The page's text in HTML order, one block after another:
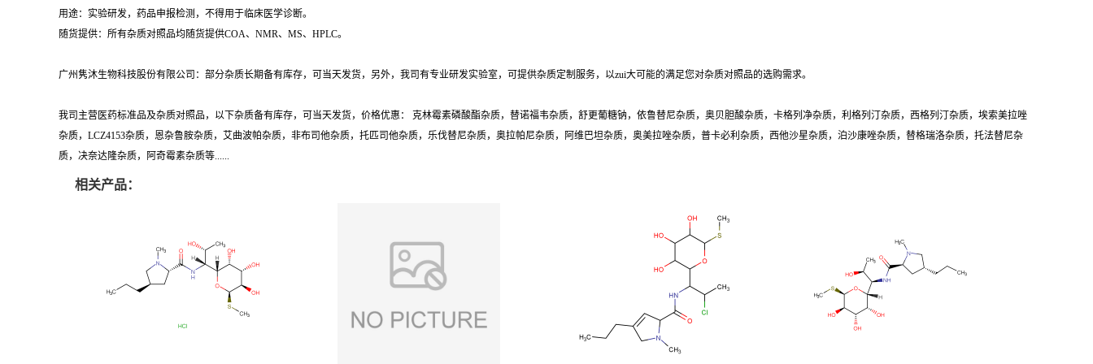
用途：实验研发，药品申报检测，不得用于临床医学诊断。
随货提供：所有杂质对照品均随货提供COA、NMR、MS、HPLC。
广州隽沐生物科技股份有限公司：部分杂质长期备有库存，可当天发货，另外，我司有专业研发实验室，可提供杂质定制服务，以zui大可能的满足您对杂质对照品的选购需求。
我司主营医药标准品及杂质对照品，以下杂质备有库存，可当天发货，价格优惠： 克林霉素磷酸酯杂质，替诺福韦杂质，舒更葡糖钠，依鲁替尼杂质，奥贝胆酸杂质，卡格列净杂质，利格列汀杂质，西格列汀杂质，埃索美拉唑
杂质，LCZ4153杂质，恩杂鲁胺杂质，艾曲波帕杂质，非布司他杂质，托匹司他杂质，乐伐替尼杂质，奥拉帕尼杂质，阿维巴坦杂质，奥美拉唑杂质，普卡必利杂质，西他沙星杂质，泊沙康唑杂质，替格瑞洛杂质，托法替尼杂
质，决奈达隆杂质，阿奇霉素杂质等......
相关产品：